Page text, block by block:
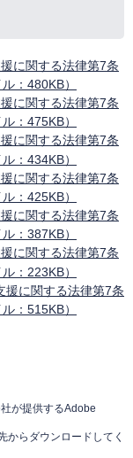
に関する法律第7条
：480KB）
に関する法律第7条
：475KB）
に関する法律第7条
：434KB）
に関する法律第7条
：425KB）
に関する法律第7条
：387KB）
に関する法律第7条
：223KB）
援に関する法律第7条
：515KB）
が提供するAdobe
からダウンロードしてく